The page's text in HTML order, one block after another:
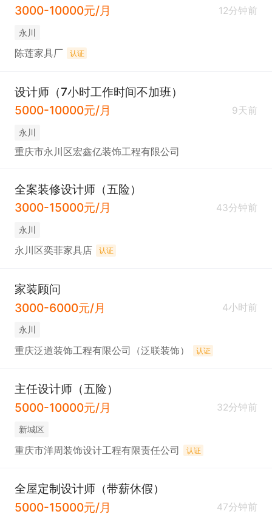
3000-10000元/月
12分钟前
永川
陈莲家具厂 认证
设计师（7小时工作时间不加班）
5000-10000元/月
9天前
永川
重庆市永川区宏鑫亿装饰工程有限公司
全案装修设计师（五险）
3000-15000元/月
43分钟前
永川
永川区奕菲家具店 认证
家装顾问
3000-6000元/月
4小时前
永川
重庆泛道装饰工程有限公司（泛联装饰） 认证
主任设计师（五险）
5000-10000元/月
32分钟前
新城区
重庆市洋周装饰设计工程有限责任公司 认证
全屋定制设计师（带薪休假）
5000-15000元/月
47分钟前